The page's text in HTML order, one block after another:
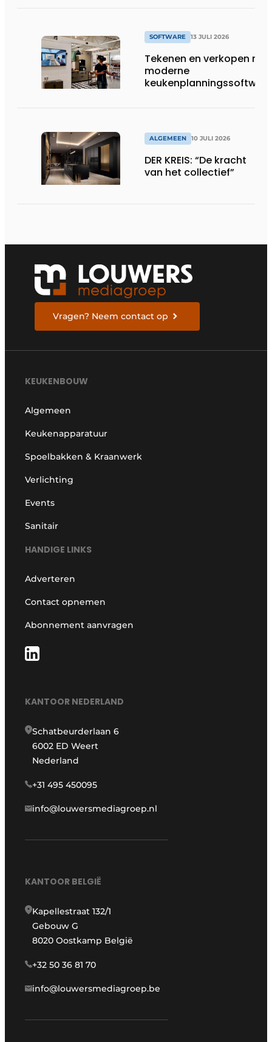
SOFTWARE 13 JULI 2026
Tekenen en verkopen met
moderne
keukenplanningssoftware
ALGEMEEN 10 JULI 2026
DER KREIS: “De kracht
van het collectief”
Vragen? Neem contact op
KEUKENBOUW
Algemeen
Keukenapparatuur
Spoelbakken & Kraanwerk
Verlichting
Events
Sanitair
HANDIGE LINKS
Adverteren
Contact opnemen
Abonnement aanvragen
KANTOOR NEDERLAND
Schatbeurderlaan 6
6002 ED Weert
Nederland
+31 495 450095
info@louwersmediagroep.nl
KANTOOR BELGIË
Kapellestraat 132/1
Gebouw G
8020 Oostkamp België
+32 50 36 81 70
info@louwersmediagroep.be